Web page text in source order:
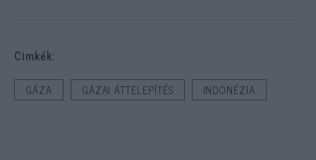
Cimkék:
GÁZA GÁZAI ÁTTELEPÍTÉS INDONÉZIA